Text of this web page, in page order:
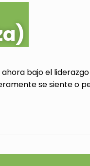
bajo el
se siente o